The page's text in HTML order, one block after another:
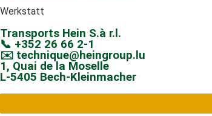
Werkstatt
Transports Hein S.à r.l.
📞 +352 26 66 2-1
✉️ technique@heingroup.lu
1, Quai de la Moselle
L-5405 Bech-Kleinmacher